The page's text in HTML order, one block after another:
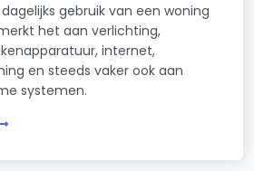
gebruik van een woning
het aan verlichting,
internet,
en steeds vaker ook aan
systemen.